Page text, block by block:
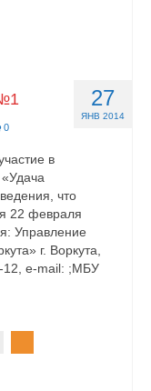
27
ЯНВ 2014
0
в
что
22 февраля
Управление
г. Воркута,
12, e-mail: ;МБУ